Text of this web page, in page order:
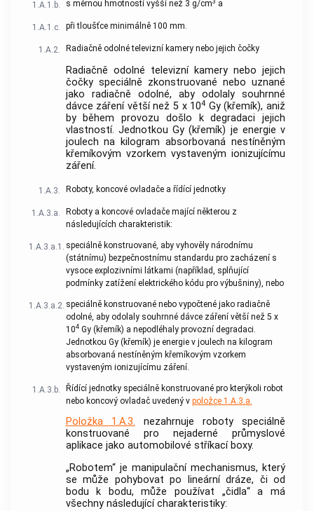
1.A.1.b. s měrnou hmotností vyšší než 3 g/cm a
1.A.1.c. při tloušťce minimálně 100 mm.
1.A.2. Radiačně odolné televizní kamery nebo jejich čočky
Radiačně odolné televizní kamery nebo jejich
čočky speciálně zkonstruované nebo uznané
jako radiačně odolné, aby odolaly souhrnné
dávce záření větší než 5 x 104 Gy (křemík), aniž
by během provozu došlo k degradaci jejich
vlastností. Jednotkou Gy (křemík) je energie v
joulech na kilogram absorbovaná nestíněným
křemíkovým vzorkem vystaveným ionizujícímu
záření.
1.A.3. Roboty, koncové ovladače a řídící jednotky
1.A.3.a.
Roboty a koncové ovladače mající některou z
následujících charakteristik:
1.A.3.a.1. speciálně konstruované, aby vyhověly národnímu
(státnímu) bezpečnostnímu standardu pro zacházení s
vysoce explozivními látkami (například, splňující
podmínky zatížení elektrického kódu pro výbušniny), nebo
1.A.3.a.2. speciálně konstruované nebo vypočtené jako radiačně
odolné, aby odolaly souhrnné dávce záření větší než 5 x
104Gy (křemík) a nepodléhaly provozní degradaci.
Jednotkou Gy (křemík) je energie v joulech na kilogram
absorbovaná nestíněným křemíkovým vzorkem
vystaveným ionizujícímu záření.
1.A.3.b.
Řídící jednotky speciálně konstruované pro kterýkoli robot
nebo koncový ovladač uvedený v položce 1.A.3.a.
Položka 1.A.3. nezahrnuje roboty speciálně
konstruované pro nejaderné průmyslové
aplikace jako automobilové stříkací boxy.
„Robotem“ je manipulační mechanismus, který
se může pohybovat po lineární dráze, či od
bodu k bodu, může používat „čidla“ a má
všechny následující charakteristiky: